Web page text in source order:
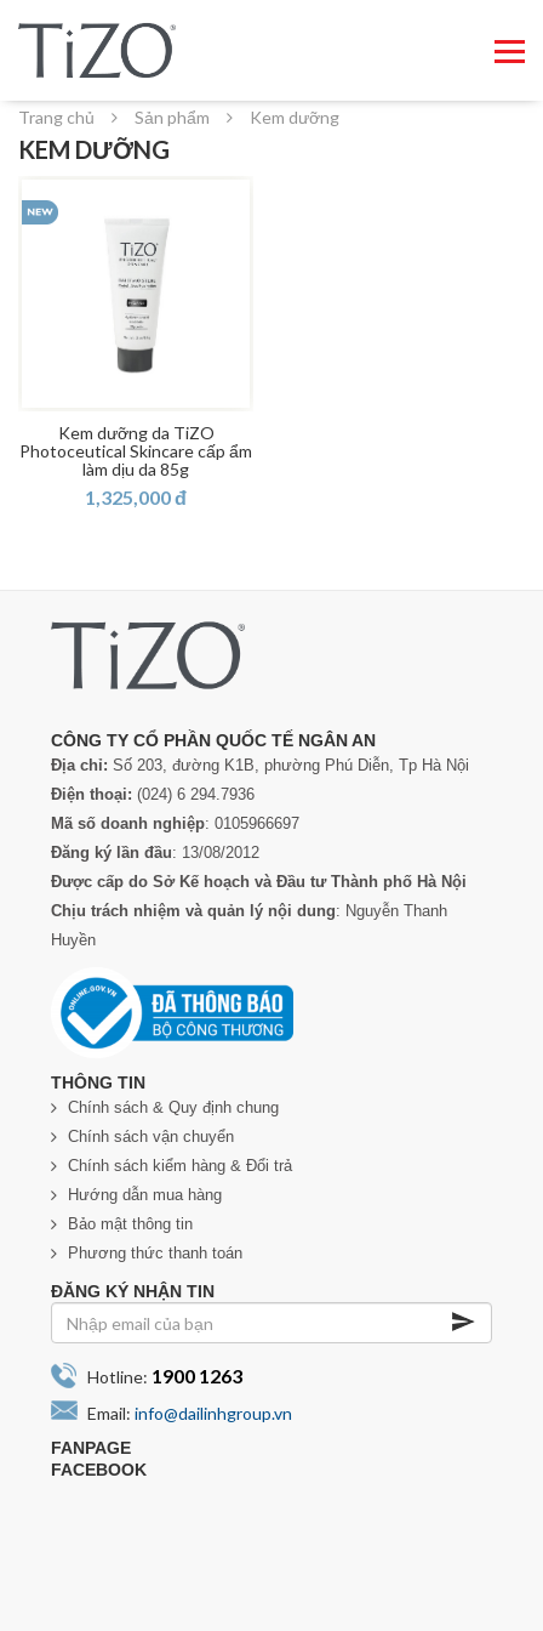
Trang chủ Sản phẩm Kem dưỡng
KEM DƯỠNG
Kem dưỡng da TiZO
Photoceutical Skincare cấp ẩm
làm dịu da 85g
1,325,000 đ
CÔNG TY CỔ PHẦN QUỐC TẾ NGÂN AN
Địa chỉ: Số 203, đường K1B, phường Phú Diễn, Tp Hà Nội
Điện thoại: (024) 6 294.7936
Mã số doanh nghiệp: 0105966697
Đăng ký lần đầu: 13/08/2012
Được cấp do Sở Kế hoạch và Đầu tư Thành phố Hà Nội
Chịu trách nhiệm và quản lý nội dung: Nguyễn Thanh
Huyền
THÔNG TIN
Chính sách & Quy định chung
Chính sách vận chuyển
Chính sách kiểm hàng & Đổi trả
Hướng dẫn mua hàng
Bảo mật thông tin
Phương thức thanh toán
ĐĂNG KÝ NHẬN TIN
Hotline: 1900 1263
Email: info@dailinhgroup.vn
FANPAGE
FACEBOOK